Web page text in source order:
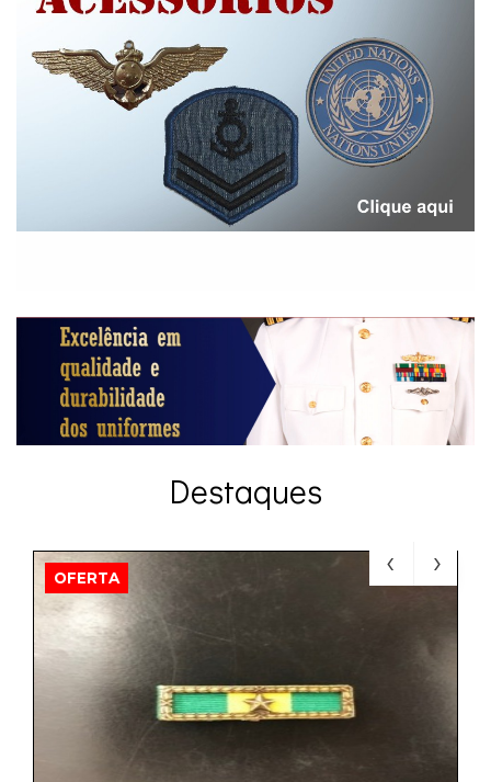
Destaques
OFERTA